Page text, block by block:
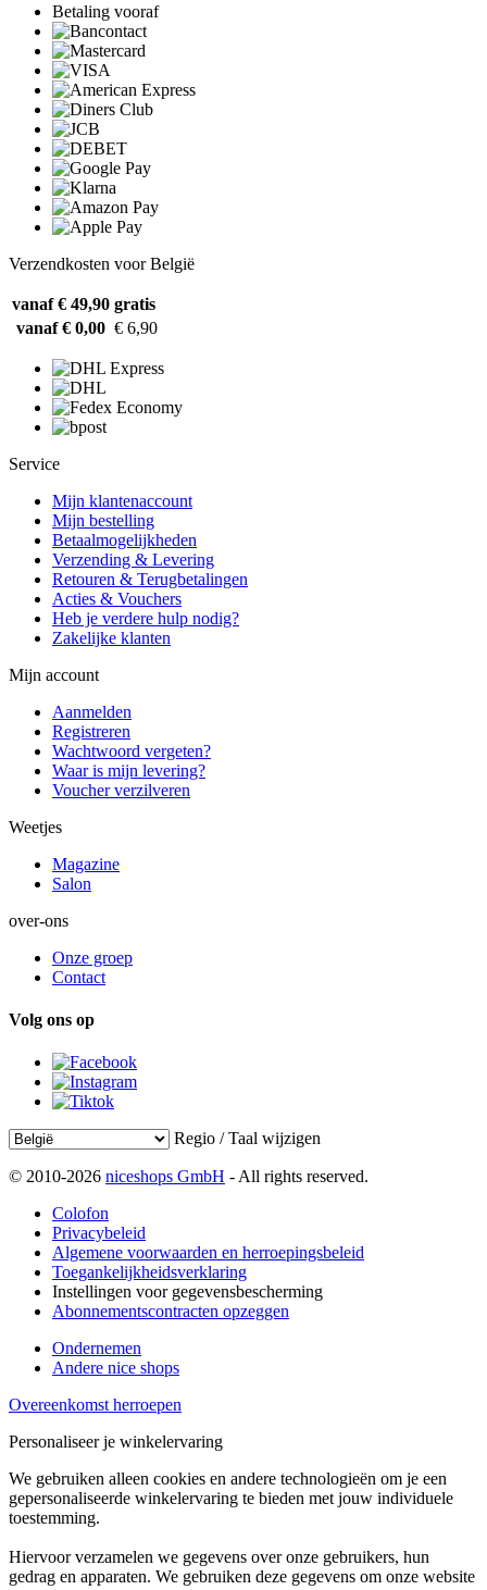
Betaling vooraf
Verzendkosten voor België
vanaf € 49,90 gratis
vanaf € 0,00 € 6,90
Service
Mijn klantenaccount
Mijn bestelling
Betaalmogelijkheden
Verzending & Levering
Retouren & Terugbetalingen
Acties & Vouchers
Heb je verdere hulp nodig?
Zakelijke klanten
Mijn account
Aanmelden
Registreren
Wachtwoord vergeten?
Waar is mijn levering?
Voucher verzilveren
Weetjes
Magazine
Salon
over-ons
Onze groep
Contact
Volg ons op
Regio / Taal wijzigen
© 2010-2026 niceshops GmbH - All rights reserved.
Colofon
Privacybeleid
Algemene voorwaarden en herroepingsbeleid
Toegankelijkheidsverklaring
Instellingen voor gegevensbescherming
Abonnementscontracten opzeggen
Ondernemen
Andere nice shops
Overeenkomst herroepen
Personaliseer je winkelervaring
We gebruiken alleen cookies en andere technologieën om je een
gepersonaliseerde winkelervaring te bieden met jouw individuele
toestemming.
Hiervoor verzamelen we gegevens over onze gebruikers, hun
gedrag en apparaten. We gebruiken deze gegevens om onze website